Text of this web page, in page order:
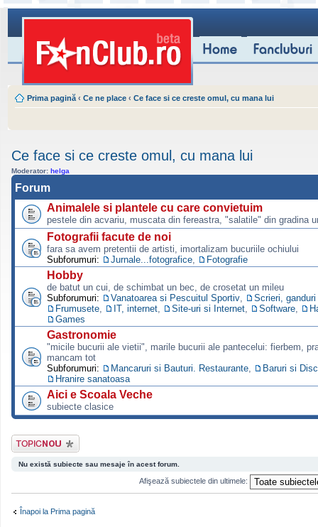
Prima pagină ‹ Ce ne place ‹ Ce face si ce creste omul, cu mana lui
Ce face si ce creste omul, cu mana lui
Moderator: helga
Forum
Animalele si plantele cu care convietuim
pestele din acvariu, muscata din fereastra, "salatile" din gradina
Fotografii facute de noi
fara sa avem pretentii de artisti, imortalizam bucuriile ochiului
Subforumuri:
Jurnale...fotografice, Fotografie
Hobby
de batut un cui, de schimbat un bec, de crosetat un mileu
Subforumuri:
Vanatoarea si Pescuitul Sportiv,
Scrieri,
Frumusete, IT, internet, Site-uri si Internet, Software,
Games
Gastronomie
"micile bucurii ale vietii", marile bucurii ale pantecelui: fierbem,
mancam tot
Subforumuri:
Mancaruri si Bauturi. Restaurante,
Baruri si
Hranire sanatoasa
Aici e Scoala Veche
subiecte clasice
Scrie un subiect
nou
Nu există subiecte sau mesaje în acest forum.
Afişează subiectele din ultimele:
Înapoi la Prima pagină